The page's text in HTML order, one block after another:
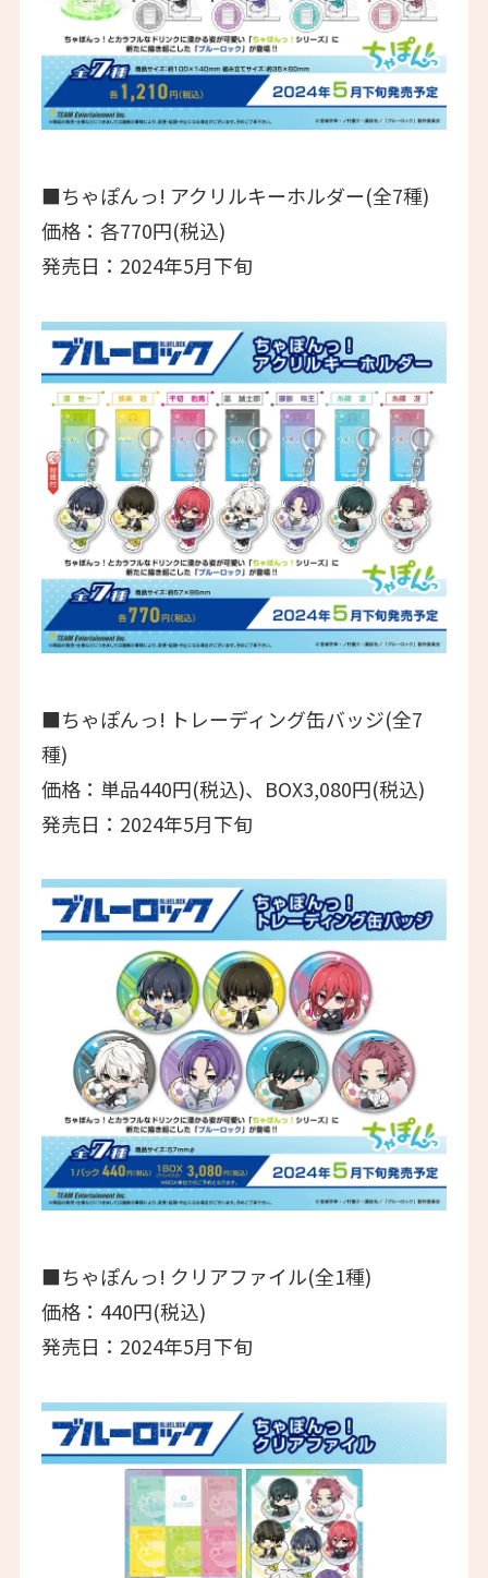
■ちゃぽんっ! アクリルキーホルダー(全7種)
価格：各770円(税込)
発売日：2024年5月下旬
■ちゃぽんっ! トレーディング缶バッジ(全7
種)
価格：単品440円(税込)、BOX3,080円(税込)
発売日：2024年5月下旬
■ちゃぽんっ! クリアファイル(全1種)
価格：440円(税込)
発売日：2024年5月下旬